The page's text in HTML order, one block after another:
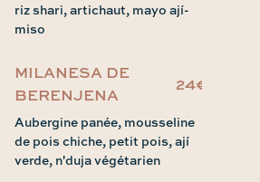
riz shari, artichaut, mayo ají-
miso
MILANESA DE
BERENJENA
24€
Aubergine panée, mousseline
de pois chiche, petit pois, ají
verde, n'duja végétarien